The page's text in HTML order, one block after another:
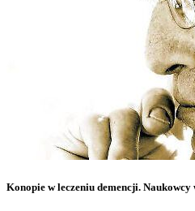
Konopie w leczeniu demencji.